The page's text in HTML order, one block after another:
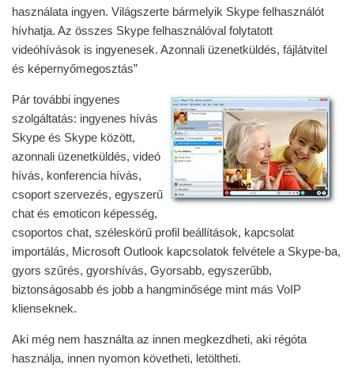
használata ingyen. Világszerte bármelyik Skype felhasználót
hívhatja. Az összes Skype felhasználóval folytatott
videóhívások is ingyenesek. Azonnali üzenetküldés, fájlátvitel
és képernyőmegosztás”
Pár további ingyenes
szolgáltatás: ingyenes hívás
Skype és Skype között,
azonnali üzenetküldés, videó
hívás, konferencia hívás,
csoport szervezés, egyszerű
chat és emoticon képesség,
csoportos chat, széleskörű profil beállítások, kapcsolat
importálás, Microsoft Outlook kapcsolatok felvétele a Skype-ba,
gyors szűrés, gyorshívás, Gyorsabb, egyszerűbb,
biztonságosabb és jobb a hangminősége mint más VoIP
klienseknek.
Aki még nem használta az innen megkezdheti, aki régóta
használja, innen nyomon követheti, letöltheti.